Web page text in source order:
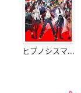
ヒプノシスマ...